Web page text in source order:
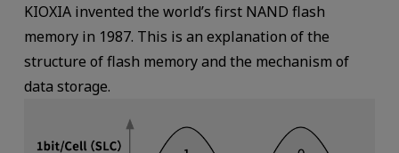
KIOXIA invented the world’s first NAND flash
memory in 1987. This is an explanation of the
structure of flash memory and the mechanism of
data storage.